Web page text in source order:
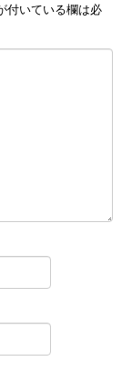
付いている欄は必